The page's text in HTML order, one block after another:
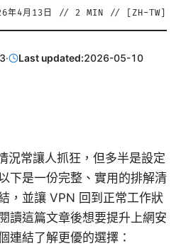
年4月13日 // 2 MIN // [ ZH-TW
· Last updated:2026-05-10
況常讓人抓狂，但多半是設定
下是一份完整、實用的排解清
，並讓 VPN 回到正常工作狀
讀這篇文章後想要提升上網安
連結了解更優的選擇：